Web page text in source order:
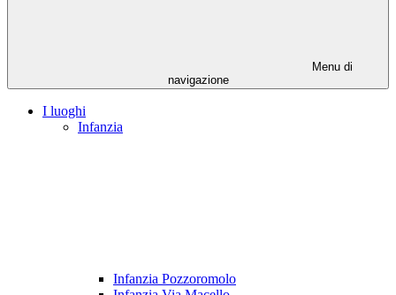
Menu di
navigazione
I luoghi
Infanzia
Infanzia Pozzoromolo